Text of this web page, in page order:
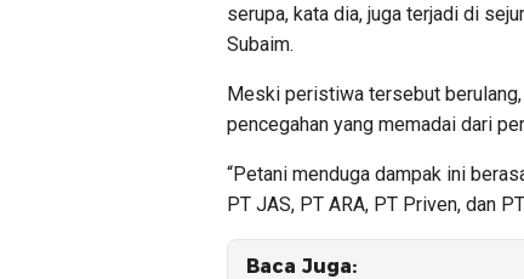
serupa, kata dia, juga terjadi di
Subaim.
Meski peristiwa tersebut
pencegahan yang memadai dari
“Petani menduga dampak ini
PT JAS, PT ARA, PT Priven, dan
Baca Juga: